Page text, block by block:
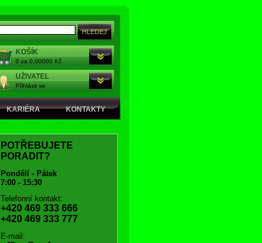
KOŠÍK
0 za 0,00000 Kč
UŽIVATEL
Přihlásit se
KARIÉRA KONTAKTY
POTŘEBUJETE
PORADIT?
Pondělí - Pátek
7:00 - 15:30
Telefonní kontakt:
+420 469 333 666
+420 469 333 777
E-mail: